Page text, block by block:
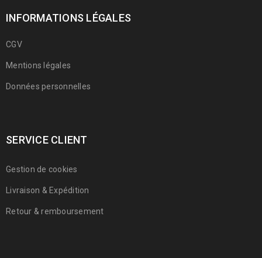
INFORMATIONS LÉGALES
CGV
Mentions légales
Données personnelles
SERVICE CLIENT
Gestion de cookies
Livraison & Expédition
Retour & remboursement